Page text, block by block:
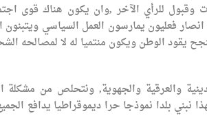
للرأي الآخر ,وان يكون هناك قوى
فعليون يمارسون العمل السياسي ويتبنون
يقود الوطن ويكون منتميا له لا لمصالحه
والعرقية والجهوية, ونتحلص من مشكلة
نبني بلدا نموذجا حرا ديموقراطيا يدافع